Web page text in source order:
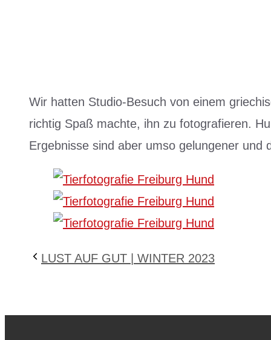
Wir hatten Studio-Besuch von einem
richtig Spaß machte, ihn zu fotografieren.
Ergebnisse sind aber umso gelungener
LUST AUF GUT | WINTER 2023